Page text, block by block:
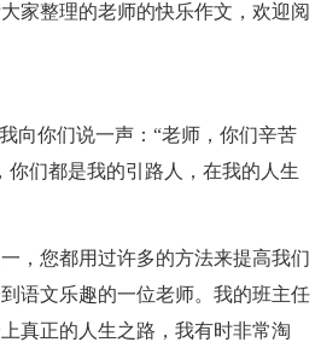
家整理的老师的快乐作文，欢迎阅
向你们说一声：“老师，你们辛苦
们都是我的引路人，在我的人生
，您都用过许多的方法来提高我们
语文乐趣的一位老师。我的班主任
真正的人生之路，我有时非常淘